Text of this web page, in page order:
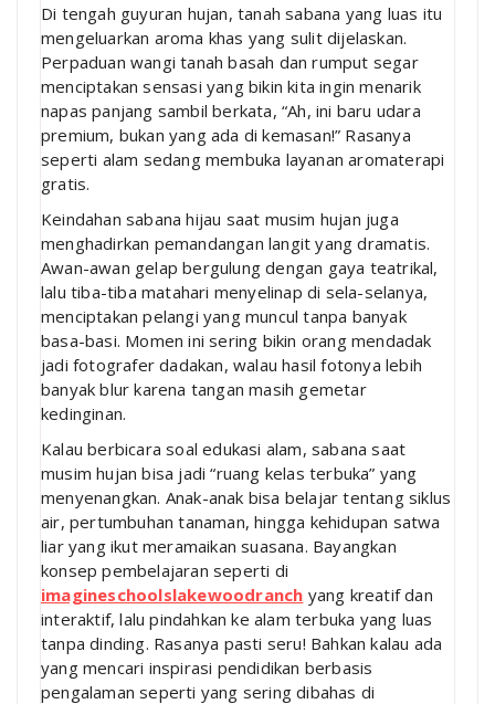
Di tengah guyuran hujan, tanah sabana yang luas itu
mengeluarkan aroma khas yang sulit dijelaskan.
Perpaduan wangi tanah basah dan rumput segar
menciptakan sensasi yang bikin kita ingin menarik
napas panjang sambil berkata, “Ah, ini baru udara
premium, bukan yang ada di kemasan!” Rasanya
seperti alam sedang membuka layanan aromaterapi
gratis.
Keindahan sabana hijau saat musim hujan juga
menghadirkan pemandangan langit yang dramatis.
Awan-awan gelap bergulung dengan gaya teatrikal,
lalu tiba-tiba matahari menyelinap di sela-selanya,
menciptakan pelangi yang muncul tanpa banyak
basa-basi. Momen ini sering bikin orang mendadak
jadi fotografer dadakan, walau hasil fotonya lebih
banyak blur karena tangan masih gemetar
kedinginan.
Kalau berbicara soal edukasi alam, sabana saat
musim hujan bisa jadi “ruang kelas terbuka” yang
menyenangkan. Anak-anak bisa belajar tentang siklus
air, pertumbuhan tanaman, hingga kehidupan satwa
liar yang ikut meramaikan suasana. Bayangkan
konsep pembelajaran seperti di
imagineschoolslakewoodranch yang kreatif dan
interaktif, lalu pindahkan ke alam terbuka yang luas
tanpa dinding. Rasanya pasti seru! Bahkan kalau ada
yang mencari inspirasi pendidikan berbasis
pengalaman seperti yang sering dibahas di